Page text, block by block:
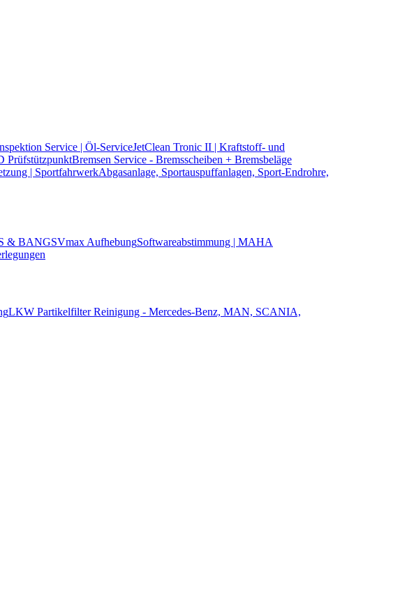
Service | Öl-ServiceJetClean Tronic II | Kraftstoff- und
Bremsen Service - Bremsscheiben + Bremsbeläge
| SportfahrwerkAbgasanlage, Sportauspuffanlagen, Sport-Endrohre,
& BANGSVmax AufhebungSoftwareabstimmung | MAHA
LKW Partikelfilter Reinigung - Mercedes-Benz, MAN, SCANIA,